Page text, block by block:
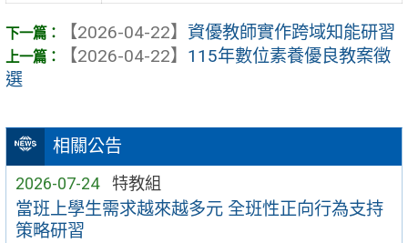
相關公告
2026-07-24 特教組
當班上學生需求越來越多元 全班性正向行為支持
策略研習
【2026-04-22】 資優教師實作跨域知能研習
【2026-04-22】 115年數位素養優良教案徵
選